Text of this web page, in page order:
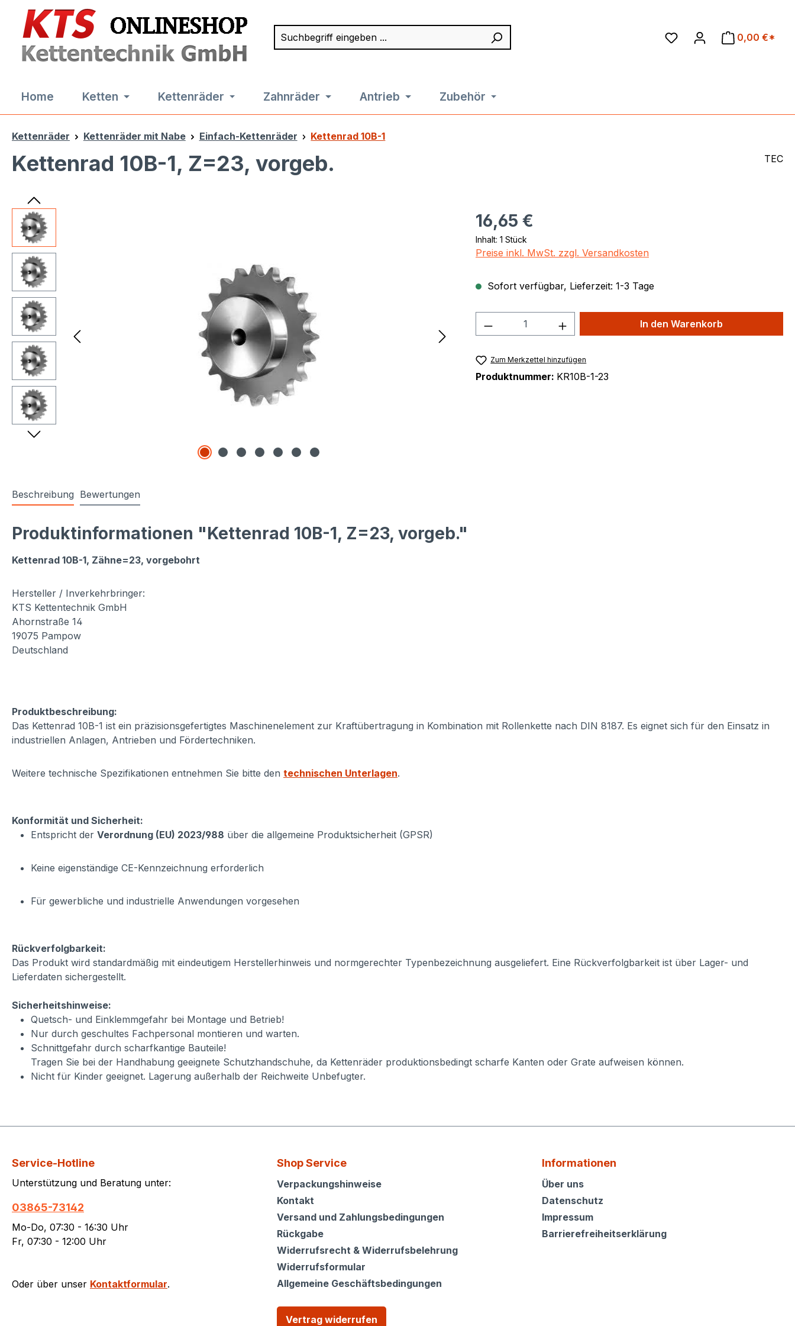
Hauptinhalt springen
Zur Suche springen
Zur Hauptnavigation springen
Suchbegriff eingeben ...
0,00 €*
Home Ketten Kettenräder Zahnräder Antrieb Zubehör
Kettenräder Kettenräder mit Nabe Einfach-Kettenräder Kettenrad 10B-1
Kettenrad 10B-1, Z=23, vorgeb. TEC
Bildergalerie überspringen Regulärer Preis:
16,65 €
Inhalt: 1 Stück
Preise inkl. MwSt. zzgl. Versandkosten
Sofort verfügbar, Lieferzeit: 1-3 Tage
Produkt Anzahl: Gib den gewünschten Wert
In den Warenkorb
Zum Merkzettel hinzufügen
Produktnummer: KR10B-1-23
Beschreibung Bewertungen
Produktinformationen "Kettenrad 10B-1, Z=23, vorgeb."
Kettenrad 10B-1, Zähne=23, vorgebohrt
Hersteller / Inverkehrbringer:
KTS Kettentechnik GmbH
Ahornstraße 14
19075 Pampow
Deutschland
Produktbeschreibung:
Das Kettenrad 10B-1 ist ein präzisionsgefertigtes Maschinenelement zur Kraftübertragung in Kombination mit Rollenkette nach DIN 8187. Es eignet sich für den Einsatz in
industriellen Anlagen, Antrieben und Fördertechniken.
Weitere technische Spezifikationen entnehmen Sie bitte den technischen Unterlagen.
Konformität und Sicherheit:
Entspricht der Verordnung (EU) 2023/988 über die allgemeine Produktsicherheit (GPSR)
Keine eigenständige CE-Kennzeichnung erforderlich
Für gewerbliche und industrielle Anwendungen vorgesehen
Rückverfolgbarkeit:
Das Produkt wird standardmäßig mit eindeutigem Herstellerhinweis und normgerechter Typenbezeichnung ausgeliefert. Eine Rückverfolgbarkeit ist über Lager- und
Lieferdaten sichergestellt.
Sicherheitshinweise:
Quetsch- und Einklemmgefahr bei Montage und Betrieb!
Nur durch geschultes Fachpersonal montieren und warten.
Schnittgefahr durch scharfkantige Bauteile!
Tragen Sie bei der Handhabung geeignete Schutzhandschuhe, da Kettenräder produktionsbedingt scharfe Kanten oder Grate aufweisen können.
Nicht für Kinder geeignet. Lagerung außerhalb der Reichweite Unbefugter.
Service-Hotline
Unterstützung und Beratung unter:
03865-73142
Mo-Do, 07:30 - 16:30 Uhr
Fr, 07:30 - 12:00 Uhr
Oder über unser Kontaktformular.
Shop Service
Shop Service
Verpackungshinweise
Kontakt
Versand und Zahlungsbedingungen
Rückgabe
Widerrufsrecht & Widerrufsbelehrung
Widerrufsformular
Allgemeine Geschäftsbedingungen
Vertrag widerrufen
Informationen
Informationen
Über uns
Datenschutz
Impressum
Barrierefreiheitserklärung